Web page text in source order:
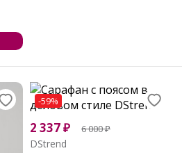
-59%
2 337₽ 6 000₽
DStrend